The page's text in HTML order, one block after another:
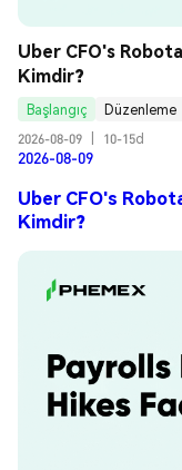
Uber CFO's
Kimdir?
Başlangıç
Düzenleme
2026-08-09
10-15d
2026-08-09
Uber CFO's
Kimdir?